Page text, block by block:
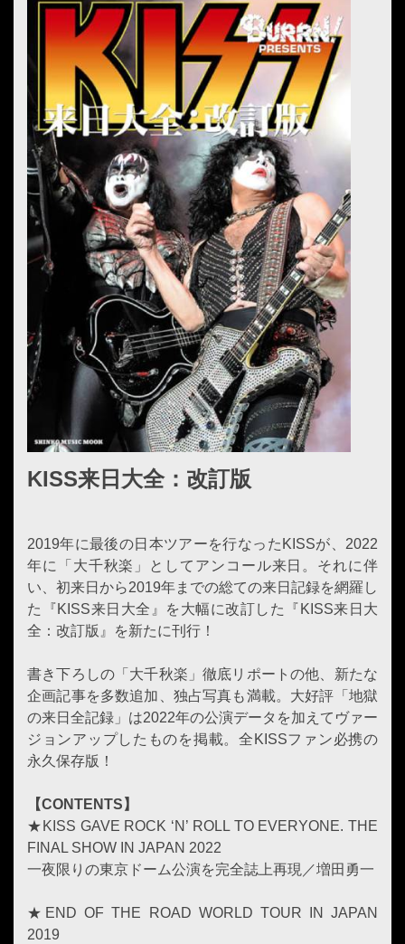
KISS来日大全：改訂版
2019年に最後の日本ツアーを行なったKISSが、2022
年に「大千秋楽」としてアンコール来日。それに伴
い、初来日から2019年までの総ての来日記録を網羅し
た『KISS来日大全』を大幅に改訂した『KISS来日大
全：改訂版』を新たに刊行！
書き下ろしの「大千秋楽」徹底リポートの他、新たな
企画記事を多数追加、独占写真も満載。大好評「地獄
の来日全記録」は2022年の公演データを加えてヴァー
ジョンアップしたものを掲載。全KISSファン必携の
永久保存版！
【CONTENTS】
★KISS GAVE ROCK ‘N’ ROLL TO EVERYONE. THE
FINAL SHOW IN JAPAN 2022
一夜限りの東京ドーム公演を完全誌上再現／増田勇一
★END OF THE ROAD WORLD TOUR IN JAPAN
2019